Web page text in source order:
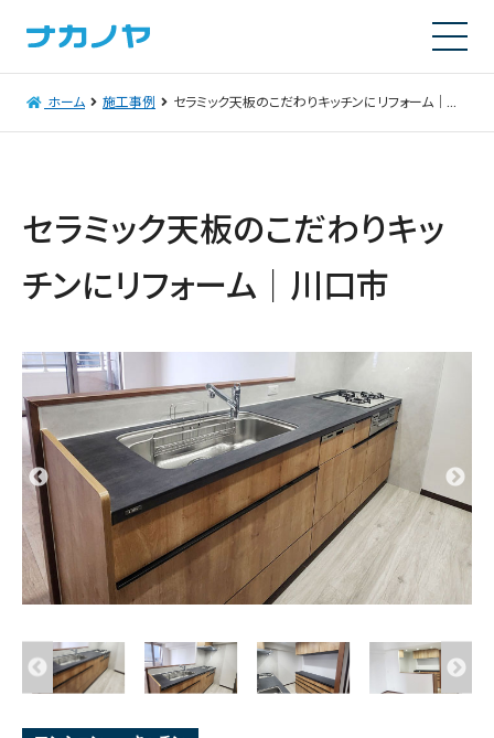
ホーム 施工事例 セラミック天板のこだわりキッチンにリフォーム｜川口市
セラミック天板のこだわりキッ
チンにリフォーム｜川口市